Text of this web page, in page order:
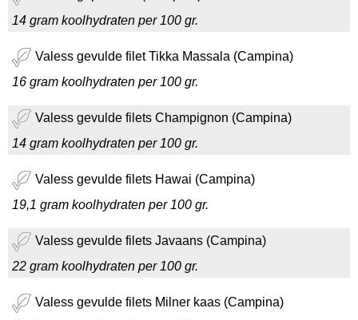
14 gram koolhydraten per 100 gr.
Valess gevulde filet Tikka Massala (Campina)
16 gram koolhydraten per 100 gr.
Valess gevulde filets Champignon (Campina)
14 gram koolhydraten per 100 gr.
Valess gevulde filets Hawai (Campina)
19,1 gram koolhydraten per 100 gr.
Valess gevulde filets Javaans (Campina)
22 gram koolhydraten per 100 gr.
Valess gevulde filets Milner kaas (Campina)